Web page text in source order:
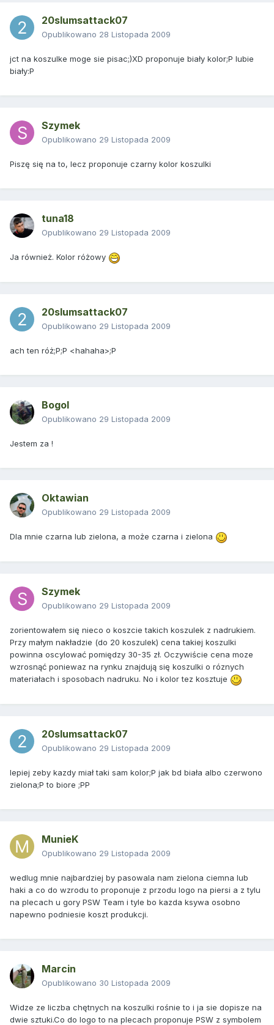
20slumsattack07
Opublikowano 28 Listopada 2009
jct na koszulke moge sie pisac;)XD proponuje biały kolor;P lubie
biały:P
Szymek
Opublikowano 29 Listopada 2009
Piszę się na to, lecz proponuje czarny kolor koszulki
tuna18
Opublikowano 29 Listopada 2009
Ja również. Kolor różowy
20slumsattack07
Opublikowano 29 Listopada 2009
ach ten róż;P;P <hahaha>;P
Bogol
Opublikowano 29 Listopada 2009
Jestem za !
Oktawian
Opublikowano 29 Listopada 2009
Dla mnie czarna lub zielona, a może czarna i zielona
Szymek
Opublikowano 29 Listopada 2009
zorientowałem się nieco o koszcie takich koszulek z nadrukiem.
Przy małym nakładzie (do 20 koszulek) cena takiej koszulki
powinna oscylować pomiędzy 30-35 zł. Oczywiście cena moze
wzrosnąć poniewaz na rynku znajdują się koszulki o róznych
materiałach i sposobach nadruku. No i kolor tez kosztuje
20slumsattack07
Opublikowano 29 Listopada 2009
lepiej zeby kazdy miał taki sam kolor;P jak bd biała albo czerwono
zielona;P to biore ;PP
MunieK
Opublikowano 29 Listopada 2009
wedlug mnie najbardziej by pasowala nam zielona ciemna lub
haki a co do wzrodu to proponuje z przodu logo na piersi a z tylu
na plecach u gory PSW Team i tyle bo kazda ksywa osobno
napewno podniesie koszt produkcji.
Marcin
Opublikowano 30 Listopada 2009
Widze ze liczba chętnych na koszulki rośnie to i ja sie dopisze na
dwie sztuki.Co do logo to na plecach proponuje PSW z symbolem